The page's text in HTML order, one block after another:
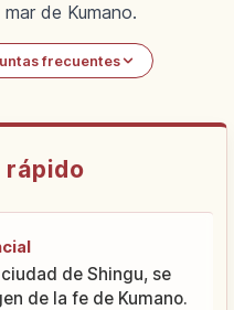
de Kumano.
frecuentes
rápido
de Shingu, se
de la fe de Kumano.